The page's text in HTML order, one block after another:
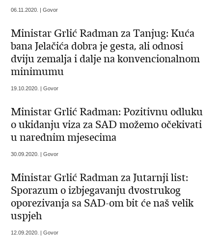
06.11.2020. | Govor
Ministar Grlić Radman za Tanjug: Kuća
bana Jelačića dobra je gesta, ali odnosi
dviju zemalja i dalje na konvencionalnom
minimumu
19.10.2020. | Govor
Ministar Grlić Radman: Pozitivnu odluku
o ukidanju viza za SAD možemo očekivati
u narednim mjesecima
30.09.2020. | Govor
Ministar Grlić Radman za Jutarnji list:
Sporazum o izbjegavanju dvostrukog
oporezivanja sa SAD-om bit će naš velik
uspjeh
12.09.2020. | Govor